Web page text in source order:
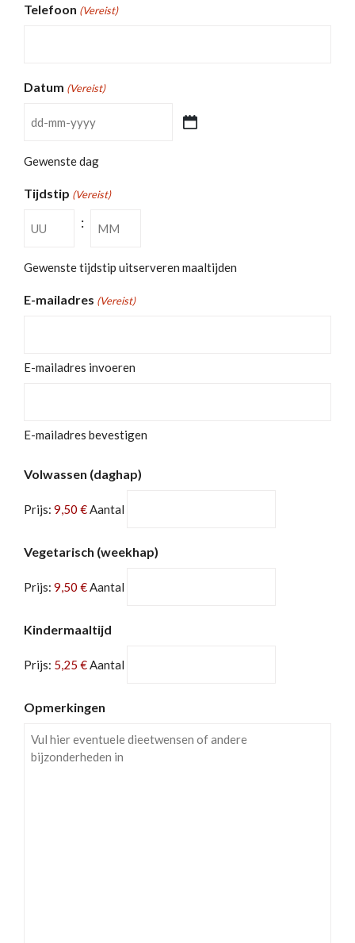
Telefoon (Vereist)
Datum (Vereist)
DD
dash
Gewenste dag
Tijdstip (Vereist)
Uren
:
Minuten
Gewenste tijdstip uitserveren maaltijden
E-mailadres (Vereist)
E-mailadres invoeren
E-mailadres bevestigen
Volwassen (daghap)
Prijs: 9,50 € Aantal
Vegetarisch (weekhap)
Prijs: 9,50 € Aantal
Kindermaaltijd
Prijs: 5,25 € Aantal
Opmerkingen